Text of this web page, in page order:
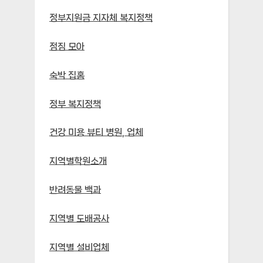
정부지원금 지자체 복지정책
점짐 모아
숙박 집홈
정부 복지정책
건강 미용 뷰티 병원, 업체
지역별학원소개
반려동물 백과
지역별 도배공사
지역별 설비업체